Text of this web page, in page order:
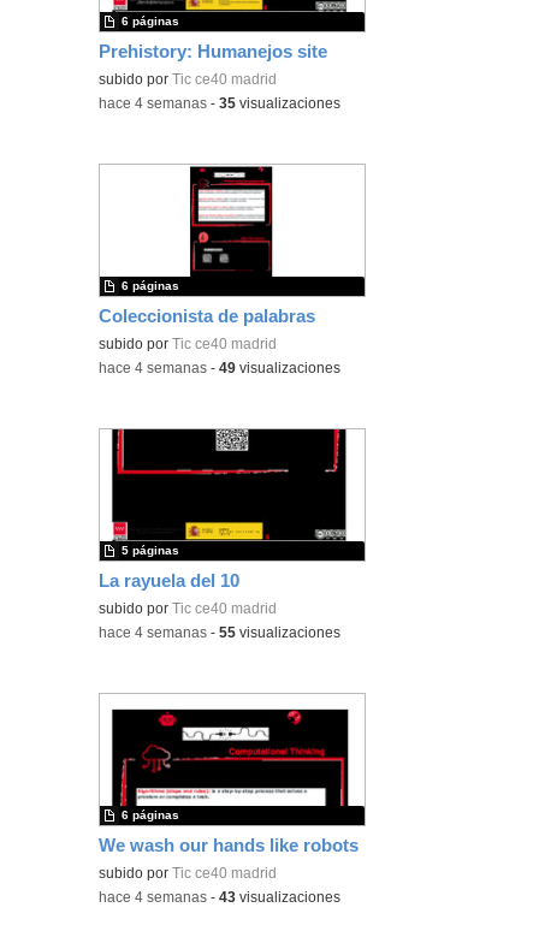
Prehistory: Humanejos site
subido por Tic ce40 madrid
6 páginas
-hace 4 semanas -35 visualizaciones
Coleccionista de palabras
subido por Tic ce40 madrid
6 páginas
-hace 4 semanas -49 visualizaciones
La rayuela del 10
subido por Tic ce40 madrid
5 páginas
-hace 4 semanas -55 visualizaciones
We wash our hands like robots
subido por Tic ce40 madrid
6 páginas
-hace 4 semanas -43 visualizaciones